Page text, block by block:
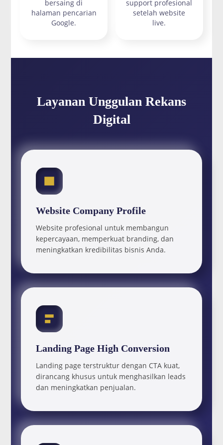
bersaing di
halaman pencarian
Google.
support profesional
setelah website
live.
Layanan Unggulan Rekans
Digital
Website Company Profile
Website profesional untuk membangun
kepercayaan, memperkuat branding, dan
meningkatkan kredibilitas bisnis Anda.
Landing Page High Conversion
Landing page terstruktur dengan CTA kuat,
dirancang khusus untuk menghasilkan leads
dan meningkatkan penjualan.